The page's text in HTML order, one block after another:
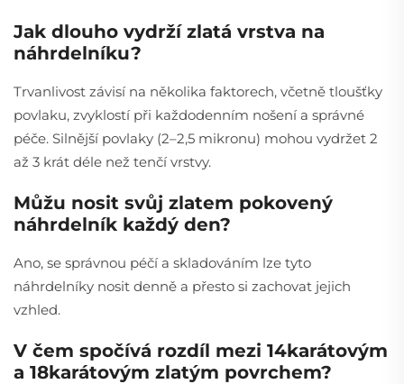
Jak dlouho vydrží zlatá vrstva na
náhrdelníku?
Trvanlivost závisí na několika faktorech, včetně tloušťky
povlaku, zvyklostí při každodenním nošení a správné
péče. Silnější povlaky (2–2,5 mikronu) mohou vydržet 2
až 3 krát déle než tenčí vrstvy.
Můžu nosit svůj zlatem pokovený
náhrdelník každý den?
Ano, se správnou péčí a skladováním lze tyto
náhrdelníky nosit denně a přesto si zachovat jejich
vzhled.
V čem spočívá rozdíl mezi 14karátovým
a 18karátovým zlatým povrchem?